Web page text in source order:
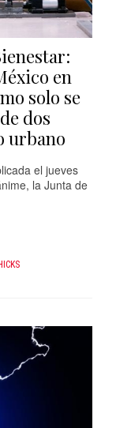
en
solo se
dos
urbano
el jueves
la Junta de